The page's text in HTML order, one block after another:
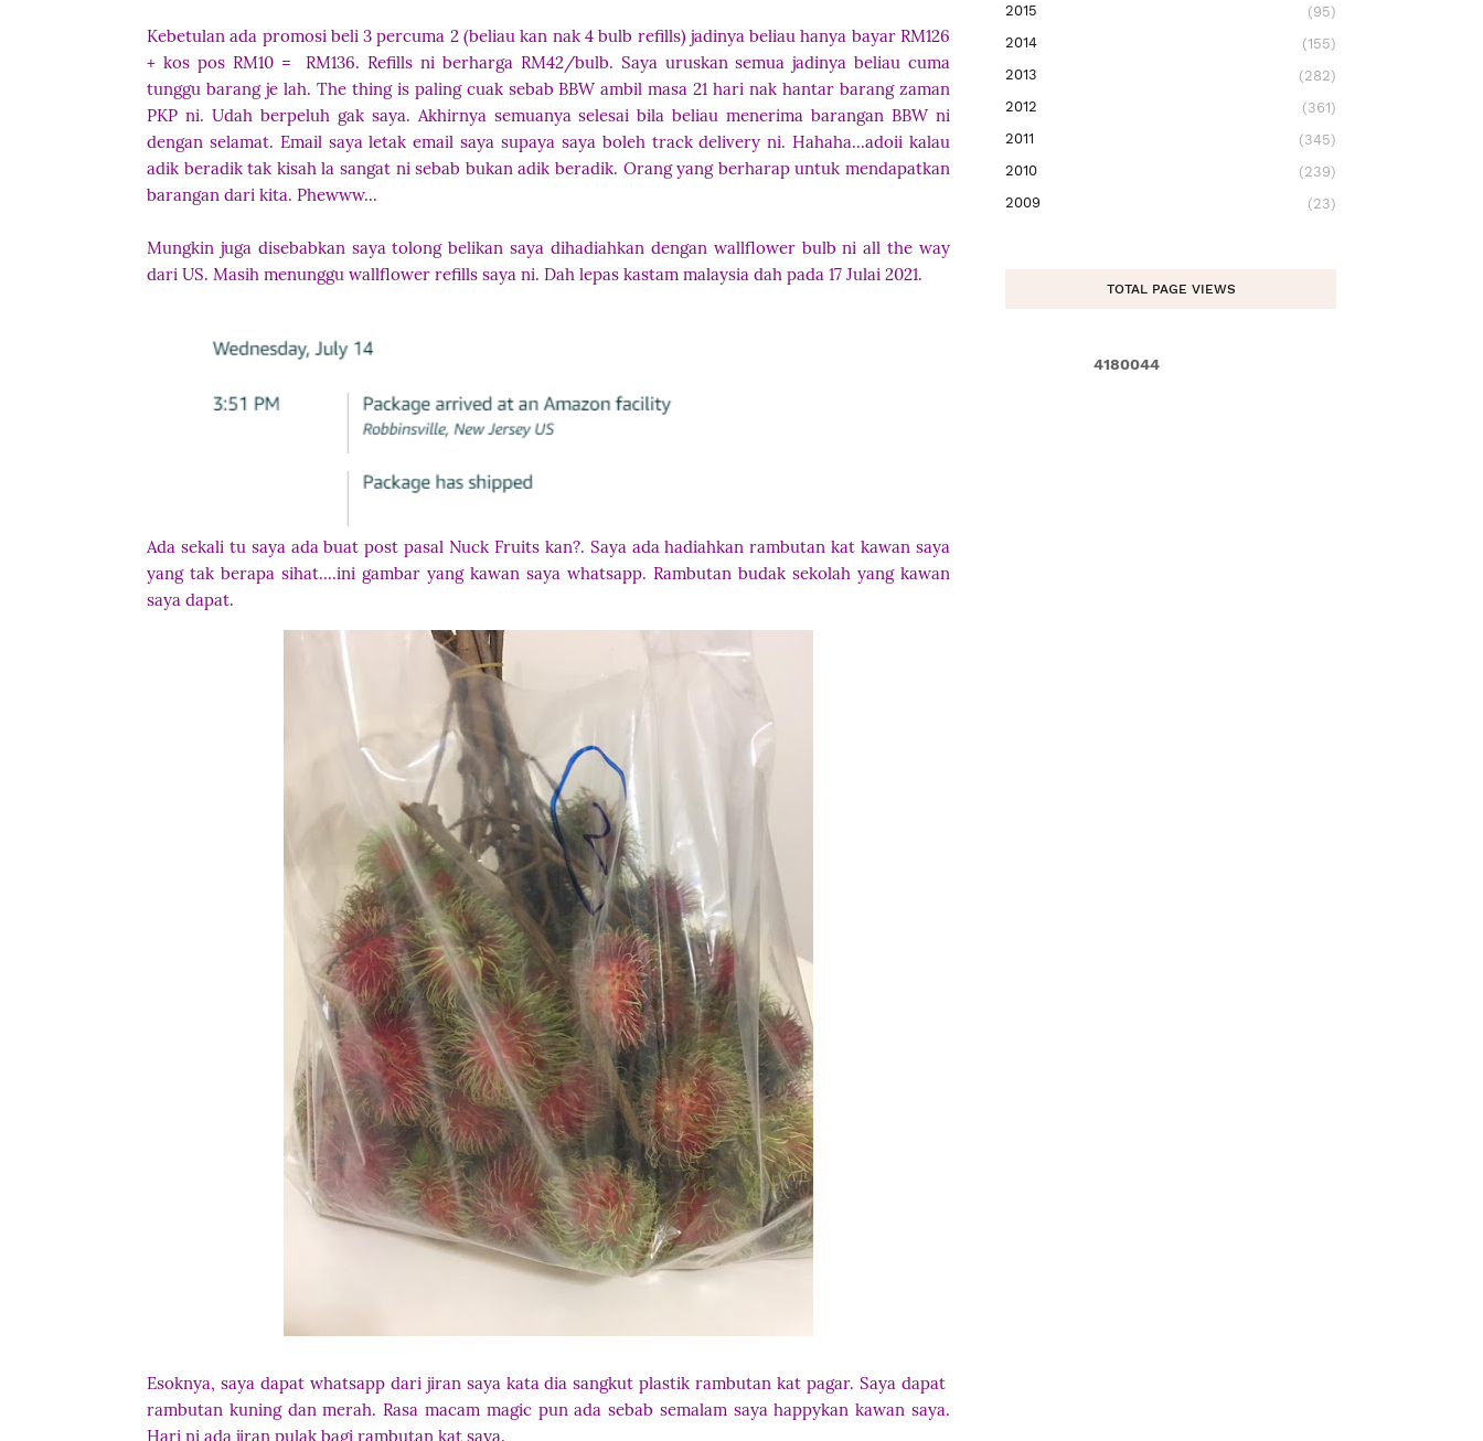
Kebetulan ada promosi beli 3 percuma 2 (beliau kan nak 4 bulb refills) jadinya beliau hanya bayar RM126
+ kos pos RM10 = RM136. Refills ni berharga RM42/bulb. Saya uruskan semua jadinya beliau cuma
tunggu barang je lah. The thing is paling cuak sebab BBW ambil masa 21 hari nak hantar barang zaman
PKP ni. Udah berpeluh gak saya. Akhirnya semuanya selesai bila beliau menerima barangan BBW ni
dengan selamat. Email saya letak email saya supaya saya boleh track delivery ni. Hahaha...adoii kalau
adik beradik tak kisah la sangat ni sebab bukan adik beradik. Orang yang berharap untuk mendapatkan
barangan dari kita. Phewww...
Mungkin juga disebabkan saya tolong belikan saya dihadiahkan dengan wallflower bulb ni all the way
dari US. Masih menunggu wallflower refills saya ni. Dah lepas kastam malaysia dah pada 17 Julai 2021.
Ada sekali tu saya ada buat post pasal Nuck Fruits kan?. Saya ada hadiahkan rambutan kat kawan saya
yang tak berapa sihat....ini gambar yang kawan saya whatsapp. Rambutan budak sekolah yang kawan
saya dapat.
Esoknya, saya dapat whatsapp dari jiran saya kata dia sangkut plastik rambutan kat pagar. Saya dapat
rambutan kuning dan merah. Rasa macam magic pun ada sebab semalam saya happykan kawan saya.
Hari ni ada jiran pulak bagi rambutan kat saya.
2015
(95)
2014
(155)
2013
(282)
2012
(361)
2011
(345)
2010
(239)
2009
(23)
TOTAL PAGE VIEWS
4180044